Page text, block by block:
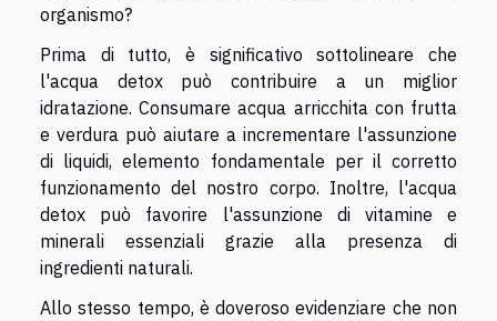
organismo?
Prima di tutto, è significativo sottolineare che
l'acqua detox può contribuire a un miglior
idratazione. Consumare acqua arricchita con frutta
e verdura può aiutare a incrementare l'assunzione
di liquidi, elemento fondamentale per il corretto
funzionamento del nostro corpo. Inoltre, l'acqua
detox può favorire l'assunzione di vitamine e
minerali essenziali grazie alla presenza di
ingredienti naturali.
Allo stesso tempo, è doveroso evidenziare che non